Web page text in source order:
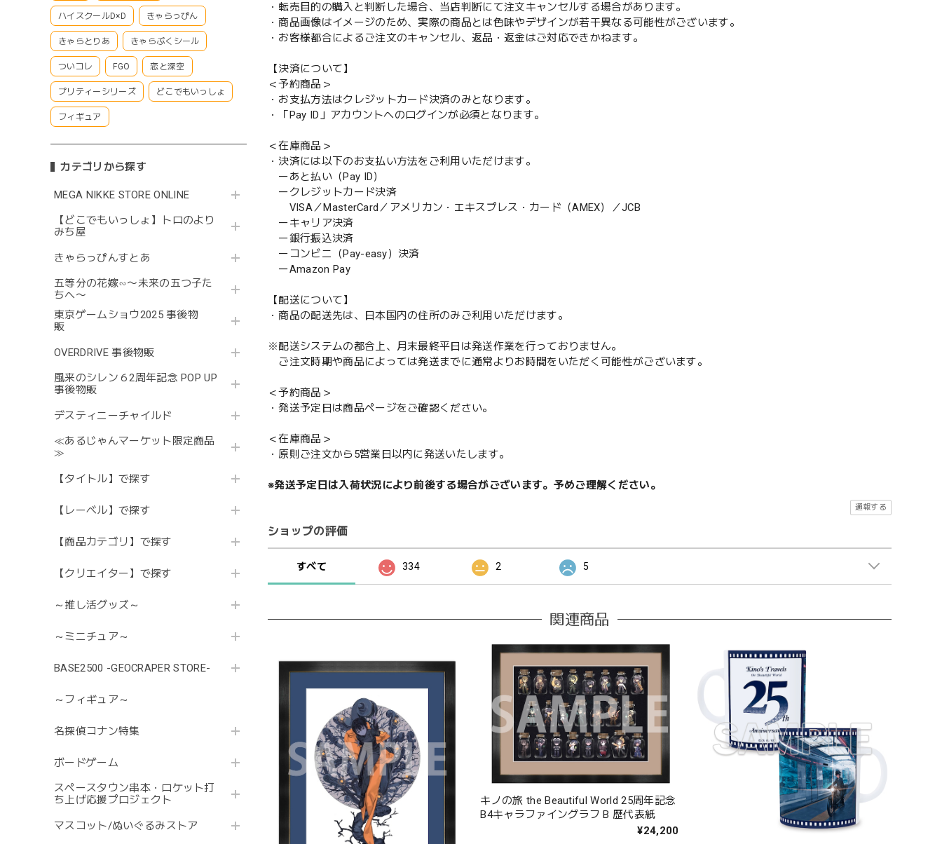
ハイスクールD×D きゃらっぴん
きゃらとりあ きゃらぷくシール
ついコレ FGO 恋と深空
プリティーシリーズ どこでもいっしょ
フィギュア
カテゴリから探す
MEGA NIKKE STORE ONLINE
【どこでもいっしょ】トロのより
みち屋
きゃらっぴんすとあ
五等分の花嫁∽〜未来の五つ子た
ちへ〜
東京ゲームショウ2025 事後物
販
OVERDRIVE 事後物販
風来のシレン６2周年記念 POP UP
事後物販
デスティニーチャイルド
≪あるじゃんマーケット限定商品
≫
【タイトル】で探す
【レーベル】で探す
【商品カテゴリ】で探す
【クリエイター】で探す
～推し活グッズ～
～ミニチュア～
BASE2500 -GEOCRAPER STORE-
～フィギュア～
名探偵コナン特集
ボードゲーム
スペースタウン串本・ロケット打
ち上げ応援プロジェクト
マスコット/ぬいぐるみストア
・転売目的の購入と判断した場合、当店判断にて注文キャンセルする場合があります。
・商品画像はイメージのため、実際の商品とは色味やデザインが若干異なる可能性がございます。
・お客様都合によるご注文のキャンセル、返品・返金はご対応できかねます。
【決済について】
＜予約商品＞
・お支払方法はクレジットカード決済のみとなります。
・「Pay ID」アカウントへのログインが必須となります。
＜在庫商品＞
・決済には以下のお支払い方法をご利用いただけます。
ーあと払い（Pay ID）
ークレジットカード決済
VISA／MasterCard／アメリカン・エキスプレス・カード（AMEX）／JCB
ーキャリア決済
ー銀行振込決済
ーコンビニ（Pay-easy）決済
ーAmazon Pay
【配送について】
・商品の配送先は、日本国内の住所のみご利用いただけます。
※配送システムの都合上、月末最終平日は発送作業を行っておりません。
ご注文時期や商品によっては発送までに通常よりお時間をいただく可能性がございます。
＜予約商品＞
・発送予定日は商品ページをご確認ください。
＜在庫商品＞
・原則ご注文から5営業日以内に発送いたします。
※発送予定日は入荷状況により前後する場合がございます。予めご理解ください。
通報する
ショップの評価
すべて 334 2 5
関連商品
キノの旅 the Beautiful World 25周年記念
B4キャラファイングラフ B 歴代表紙
¥24,200